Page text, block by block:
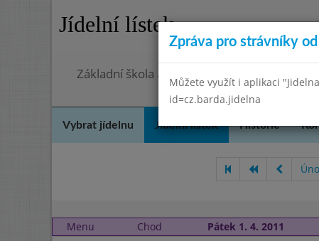
Jídelní lístek
Základní škola a mateřská škola Chmelnice,
Vybrat jídelnu Jídelní lístek Historie
Menu
Chod Pátek 1. 4. 2011
Zpráva pro strávníky
Můžete využít i aplikaci
id=cz.barda.jidelna